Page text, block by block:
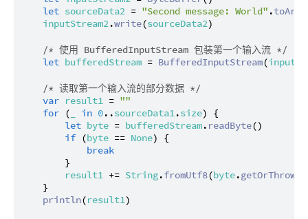
let sourceData2 = "Second message: World" .
inputStream2.write(sourceData2)
/* 使用 BufferedInputStream 包装第一个输入流 */
let bufferedStream = BufferedInputStream(
/* 读取第一个输入流的部分数据 */
var result1 = ""
for ( in 0..sourceData1.size) {
let byte = bufferedStream. readByte()
if (byte == None) {
break
        }
result1 += String.fromUtf8(byte.getOrThrow
    }
println(result1)